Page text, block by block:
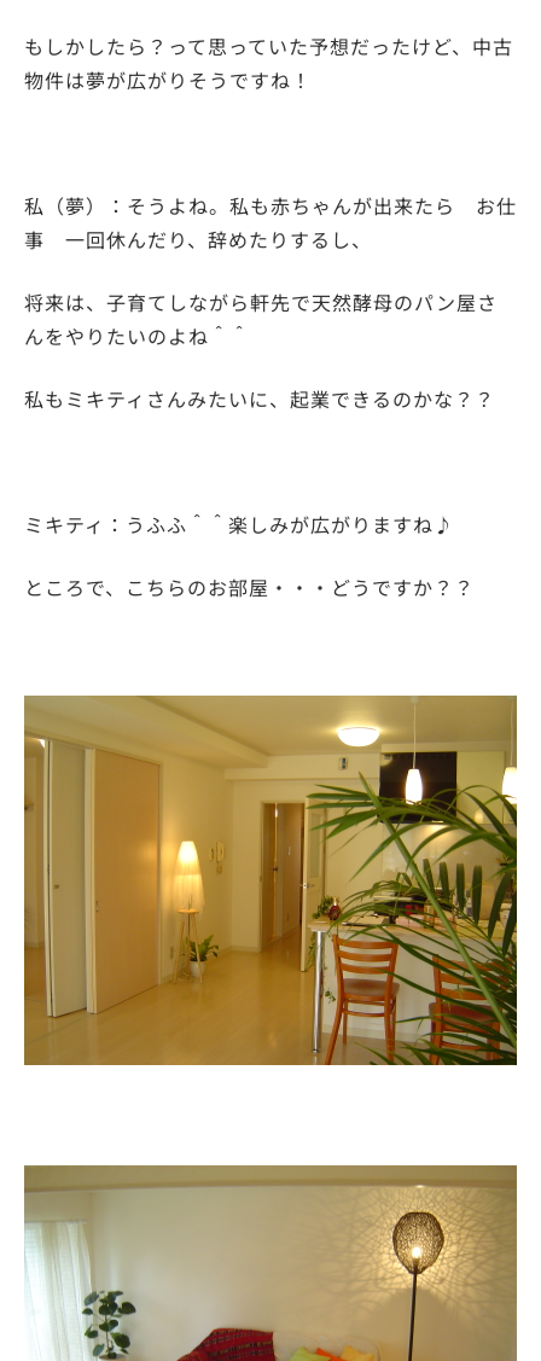
もしかしたら？って思っていた予想だったけど、中古
物件は夢が広がりそうですね！
私（夢）：そうよね。私も赤ちゃんが出来たら お仕
事 一回休んだり、辞めたりするし、
将来は、子育てしながら軒先で天然酵母のパン屋さ
んをやりたいのよね＾＾
私もミキティさんみたいに、起業できるのかな？？
ミキティ：うふふ＾＾楽しみが広がりますね♪
ところで、こちらのお部屋・・・どうですか？？